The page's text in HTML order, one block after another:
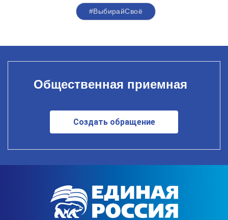
#ВыбирайСвоё
Общественная приемная
Создать обращение